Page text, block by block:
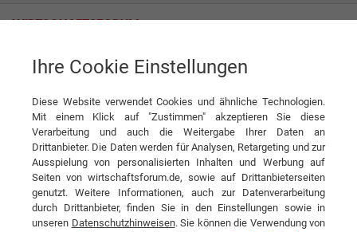
Redwell Manufaktur GmbH Round
Produkt Redwell Manufaktur GmbH
DIESEN ARTIKEL EMPFEHLEN
Round
Ihre Cookie Einstellungen
Diese Website verwendet Cookies und ähnliche Technologien.
Mit einem Klick auf "Zustimmen" akzeptieren Sie diese
Verarbeitung und auch die Weitergabe Ihrer Daten an
Drittanbieter. Die Daten werden für Analysen, Retargeting und zur
Ausspielung von personalisierten Inhalten und Werbung auf
Seiten von wirtschaftsforum.de, sowie auf Drittanbieterseiten
genutzt. Weitere Informationen, auch zur Datenverarbeitung
durch Drittanbieter, finden Sie in den Einstellungen sowie in
unseren Datenschutzhinweisen. Sie können die Verwendung von